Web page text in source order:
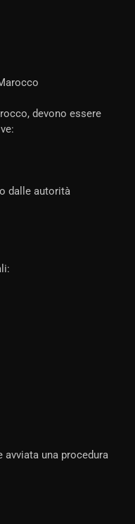
devono essere
dalle autorità
avviata una procedura